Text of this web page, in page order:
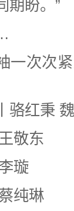
期盼。”
次次紧
红秉 魏
敬东
璇
纯琳